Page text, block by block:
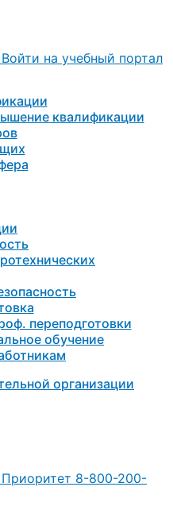
Войти на учебный портал
квалификации
переподготовки
обучение
организации
8-800-200-